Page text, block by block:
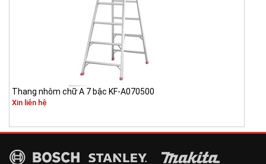
Thang nhôm chữ A 7 bậc KF-A070500
Xin liên hệ